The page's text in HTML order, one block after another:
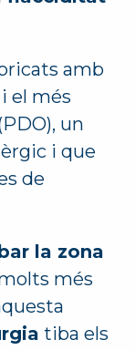
amb
i el més
un
i que
de
la zona
més
tiba els